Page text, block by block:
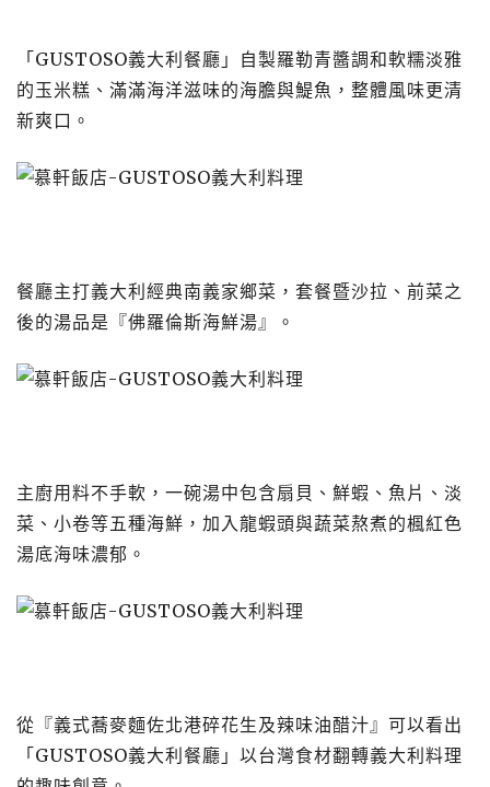
「GUSTOSO義大利餐廳」自製羅勒青醬調和軟糯淡雅
的玉米糕、滿滿海洋滋味的海膽與鯷魚，整體風味更清
新爽口。
餐廳主打義大利經典南義家鄉菜，套餐暨沙拉、前菜之
後的湯品是『佛羅倫斯海鮮湯』。
主廚用料不手軟，一碗湯中包含扇貝、鮮蝦、魚片、淡
菜、小卷等五種海鮮，加入龍蝦頭與蔬菜熬煮的楓紅色
湯底海味濃郁。
從『義式蕎麥麵佐北港碎花生及辣味油醋汁』可以看出
「GUSTOSO義大利餐廳」以台灣食材翻轉義大利料理